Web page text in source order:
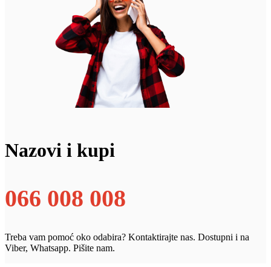
Nazovi i kupi
066 008 008
Treba vam pomoć oko odabira? Kontaktirajte nas. Dostupni i na
Viber, Whatsapp. Pišite nam.